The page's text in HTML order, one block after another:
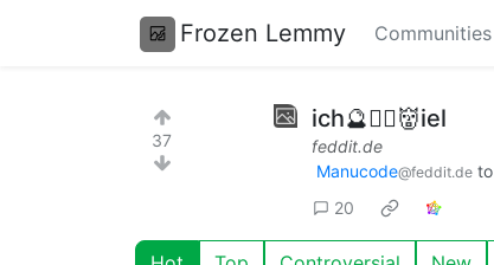
Frozen Lemmy Communities
37
ich🔮🧙‍♀️👹iel
feddit.de
Manucode@feddit.de to
20